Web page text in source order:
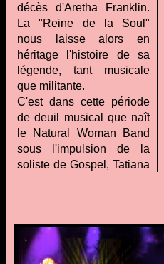
décès d'Aretha Franklin.
La "Reine de la Soul"
nous laisse alors en
héritage l'histoire de sa
légende, tant musicale
que militante.
C'est dans cette période
de deuil musical que naît
le Natural Woman Band
sous l'impulsion de la
soliste de Gospel, Tatiana
chanteuse mais
également de morceaux